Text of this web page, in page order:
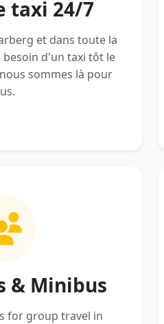
taxi 24/7
et dans toute la
besoin d'un taxi tôt le
sommes là pour
& Minibus
for group travel in